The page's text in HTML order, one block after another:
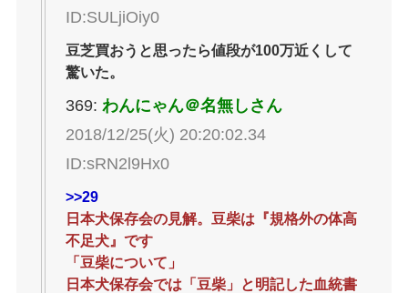
ID:SULjiOiy0
豆芝買おうと思ったら値段が100万近くして
驚いた。
369: わんにゃん＠名無しさん
2018/12/25(火) 20:20:02.34
ID:sRN2l9Hx0
>>29
日本犬保存会の見解。豆柴は『規格外の体高
不足犬』です
「豆柴について」
日本犬保存会では「豆柴」と明記した血統書